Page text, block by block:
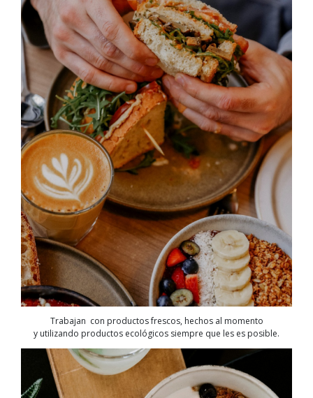
Trabajan con productos frescos, hechos al momento
y utilizando productos ecológicos siempre que les es posible.